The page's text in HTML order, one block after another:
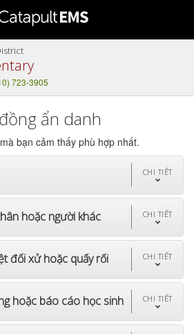
723-3905
ẩn danh
bạn cảm thấy phù hợp nhất.
CHI TIẾT
hoặc người khác CHI TIẾT
đối xử hoặc quấy rối CHI TIẾT
hoặc báo cáo học sinh CHI TIẾT